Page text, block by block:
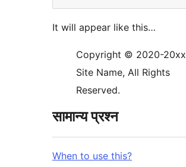
It will appear like this…
Copyright © 2020-20xx
Site Name, All Rights
Reserved.
सामान्य प्रश्न
When to use this?